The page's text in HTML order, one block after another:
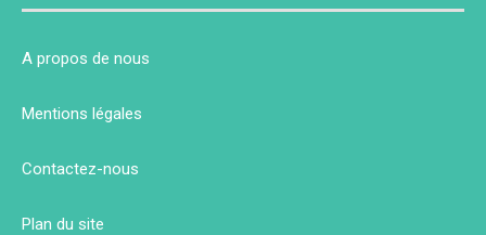
A propos de nous
Mentions légales
Contactez-nous
Plan du site